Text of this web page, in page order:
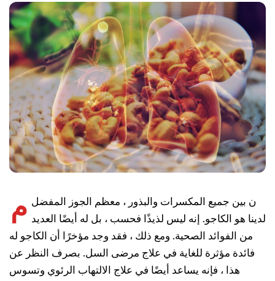
م ن بين جميع المكسرات والبذور ، معظم الجوز المفضل
لدينا هو الكاجو. إنه ليس لذيذًا فحسب ، بل له أيضًا العديد
من الفوائد الصحية. ومع ذلك ، فقد وجد مؤخرًا أن الكاجو له
فائدة مؤثرة للغاية في علاج مرضى السل. بصرف النظر عن
هذا ، فإنه يساعد أيضًا في علاج الالتهاب الرئوي وتسوس